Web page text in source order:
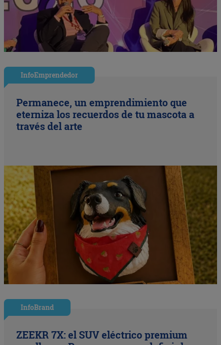
InfoEmprendedor
Permanece, un emprendimiento que
eterniza los recuerdos de tu mascota a
través del arte
InfoBrand
ZEEKR 7X: el SUV eléctrico premium